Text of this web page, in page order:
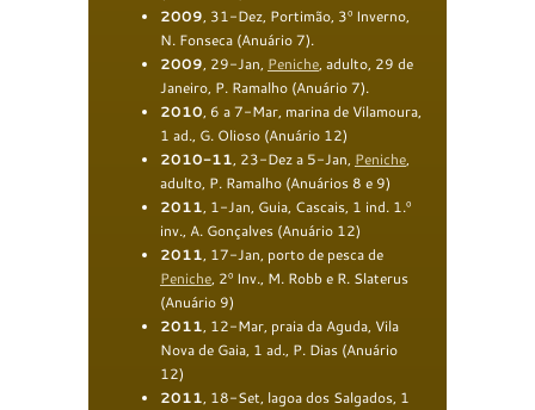
2009, 31-Dez, Portimão, 3º Inverno,
N. Fonseca (Anuário 7).
2009, 29-Jan, Peniche, adulto, 29 de
Janeiro, P. Ramalho (Anuário 7).
2010, 6 a 7-Mar, marina de Vilamoura,
1 ad., G. Olioso (Anuário 12)
2010-11, 23-Deza 5-Jan, Peniche,
adulto, P. Ramalho (Anuários 8 e 9)
2011, 1-Jan, Guia, Cascais, 1 ind. 1.º
inv., A. Gonçalves (Anuário 12)
2011, 17-Jan, porto de pesca de
Peniche, 2º Inv., M. Robb e R. Slaterus
(Anuário 9)
2011, 12-Mar, praia da Aguda, Vila
Nova de Gaia, 1 ad., P. Dias (Anuário
12)
2011, 18-Set, lagoa dos Salgados, 1